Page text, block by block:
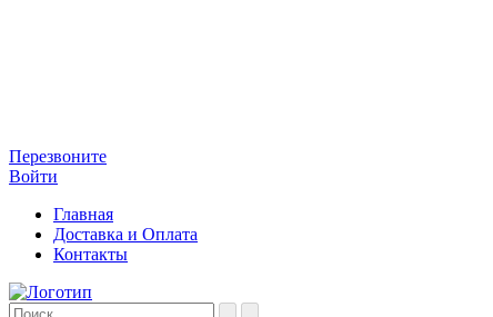
Перезвоните
Войти
Главная
Доставка и Оплата
Контакты